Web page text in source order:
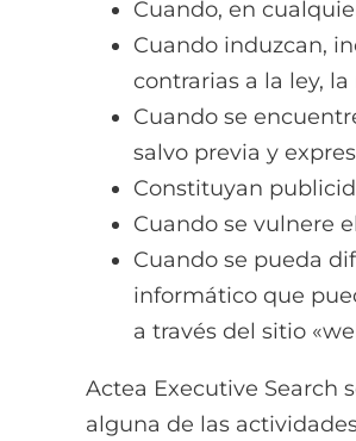
Cuando, en
Cuando induzcan,
contrarias a la ley,
Cuando se
salvo previa y
Constituyan
Cuando se vulnere
Cuando se pueda
informático que
a través del sitio
Actea Executive Search
alguna de las